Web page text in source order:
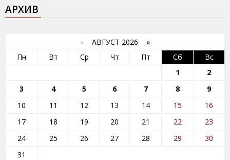
АРХИВ
« АВГУСТ 2026 »
Пн
Вт Ср Чт Пт Сб
Вс
1
2
3
4 5 6 7 8
9
10
11 12 13 14 15
16
17
18 19 20 21 22
23
24
25 26 27 28 29
30
31